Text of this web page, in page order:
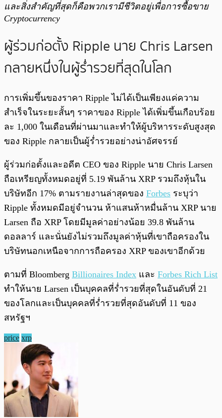
และสิ่งสำคัญที่สุดก็คือพวกเรามีชีวิตอยู่เพื่อการซื้อขาย
Cryptocurrency
ผู้ร่วมก่อตั้ง Ripple นาย Chris Larsen
กลายหนึ่งในผู้ร่ำรวยที่สุดในโลก
การเพิ่มขึ้นของราคา Ripple ไม่ได้เป็นเพียงแค่ความ
สำเร็จในระยะสั้นๆ ราคาของ Ripple ได้เพิ่มขึ้นเกือบร้อย
ละ 1,000 ในเดือนที่ผ่านมาและทำให้ผู้บริหารระดับสูงสุด
ของ Ripple กลายเป็นผู้ร่ำรวยอย่างน่าอัศจรรย์
ผู้ร่วมก่อตั้งและอดีต CEO ของ Ripple นาย Chris Larsen
ถือเหรียญทั้งหมดอยู่ที่ 5.19 พันล้าน XRP รวมถึงหุ้นใน
บริษัทอีก 17% ตามรายงานล่าสุดของ Forbes ระบุว่า
Ripple ทั้งหมดมีอยู่จำนวน ห้าแสนห้าหมื่นล้าน XRP นาย
Larsen ถือ XRP โดยมีมูลค่าอย่างน้อย 39.8 พันล้าน
ดอลลาร์ และนั่นยังไม่รวมถึงมูลค่าหุ้นที่เขาถือครองใน
บริษัทนอกเหนือจากการถือครอง XRP ของเขาอีกด้วย
ตามที่ Bloomberg Billionaires Index และ Forbes Rich List
ทำให้นาย Larsen เป็นบุคคลที่ร่ำรวยที่สุดในอันดับที่ 21
ของโลกและเป็นบุคคลที่ร่ำรวยที่สุดอันดับที่ 11 ของ
สหรัฐฯ
price xrp